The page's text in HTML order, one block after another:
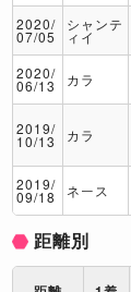
2020/
07/05
シャンテ
ィイ
2020/
06/13 カラ
2019/
10/13 カラ
2019/
09/18 ネース
距離別